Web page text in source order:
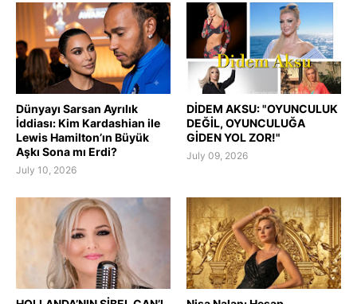
Dünyayı Sarsan Ayrılık
İddiası: Kim Kardashian ile
Lewis Hamilton’ın Büyük
Aşkı Sona mı Erdi?
July 10, 2026
DİDEM AKSU: "OYUNCULUK
DEĞİL, OYUNCULUĞA
GİDEN YOL ZOR!"
July 09, 2026